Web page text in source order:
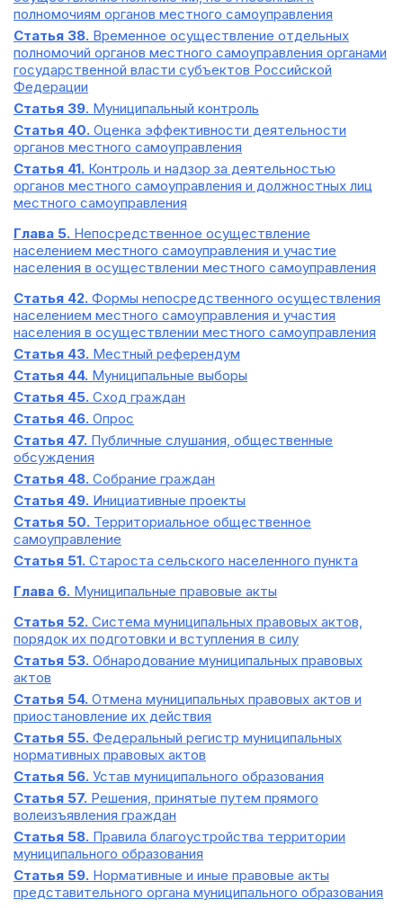
полномочиям органов местного самоуправления
Статья 38. Временное осуществление отдельных
полномочий органов местного самоуправления органами
государственной власти субъектов Российской
Федерации
Статья 39. Муниципальный контроль
Статья 40. Оценка эффективности деятельности
органов местного самоуправления
Статья 41. Контроль и надзор за деятельностью
органов местного самоуправления и должностных лиц
местного самоуправления
Глава 5. Непосредственное осуществление
населением местного самоуправления и участие
населения в осуществлении местного самоуправления
Статья 42. Формы непосредственного осуществления
населением местного самоуправления и участия
населения в осуществлении местного самоуправления
Статья 43. Местный референдум
Статья 44. Муниципальные выборы
Статья 45. Сход граждан
Статья 46. Опрос
Статья 47. Публичные слушания, общественные
обсуждения
Статья 48. Собрание граждан
Статья 49. Инициативные проекты
Статья 50. Территориальное общественное
самоуправление
Статья 51. Староста сельского населенного пункта
Глава 6. Муниципальные правовые акты
Статья 52. Система муниципальных правовых актов,
порядок их подготовки и вступления в силу
Статья 53. Обнародование муниципальных правовых
актов
Статья 54. Отмена муниципальных правовых актов и
приостановление их действия
Статья 55. Федеральный регистр муниципальных
нормативных правовых актов
Статья 56. Устав муниципального образования
Статья 57. Решения, принятые путем прямого
волеизъявления граждан
Статья 58. Правила благоустройства территории
муниципального образования
Статья 59. Нормативные и иные правовые акты
представительного органа муниципального образования